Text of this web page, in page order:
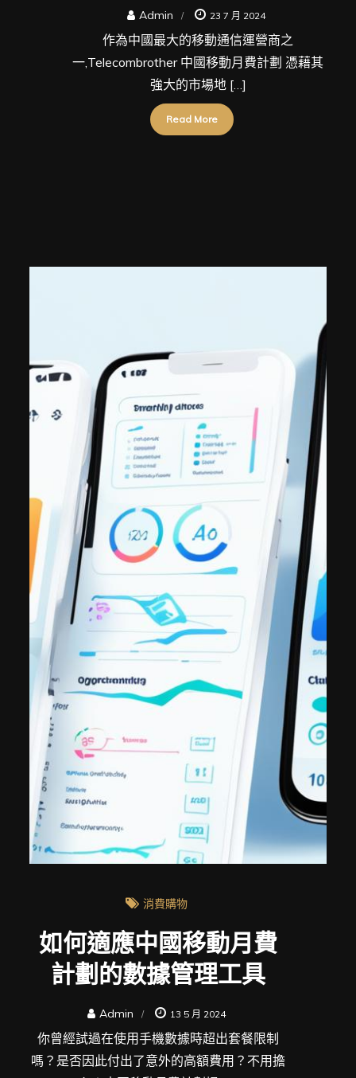
Admin 23 7 月 2024
作為中國最大的移動通信運營商之
一,Telecombrother 中國移動月費計劃 憑藉其
強大的市場地 […]
Read More
消費購物
如何適應中國移動月費
計劃的數據管理工具
Admin 13 5 月 2024
你曾經試過在使用手機數據時超出套餐限制
嗎？是否因此付出了意外的高額費用？不用擔